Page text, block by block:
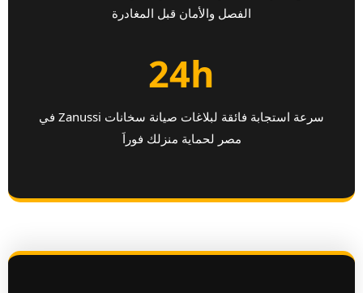
الفصل والأمان قبل المغادرة
24h
سرعة استجابة فائقة لبلاغات صيانة سخانات Zanussi في
مصر لحماية منزلك فوراَ